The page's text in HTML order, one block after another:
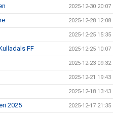
2025-12-30 20:07
2025-12-28 12:08
2025-12-25 15:35
FF 2025-12-25 10:07
2025-12-23 09:32
2025-12-21 19:43
2025-12-18 13:43
2025 2025-12-17 21:35